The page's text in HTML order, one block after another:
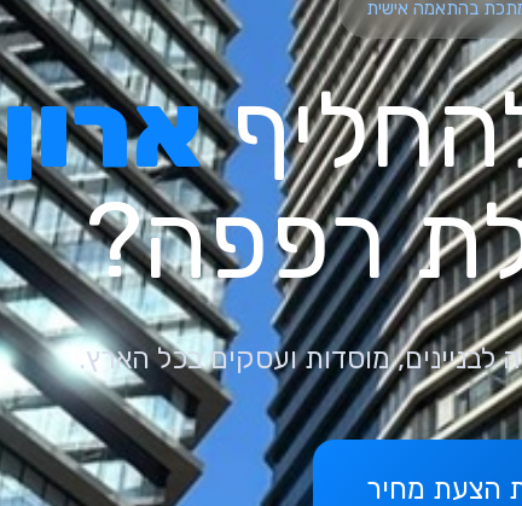
בהתאמה אישית
ארון
רפפה?
לבניינים, מוסדות ועסקים בכל הארץ.
הצעת מחיר